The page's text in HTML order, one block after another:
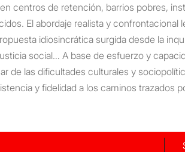
centros de retención, barrios pobres,
El abordaje realista y confrontacional
idiosincrática surgida desde la
social… A base de esfuerzo y
las dificultades culturales y
y fidelidad a los caminos trazados